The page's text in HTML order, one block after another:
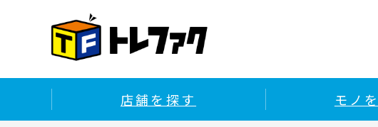
店舗を探す モノ